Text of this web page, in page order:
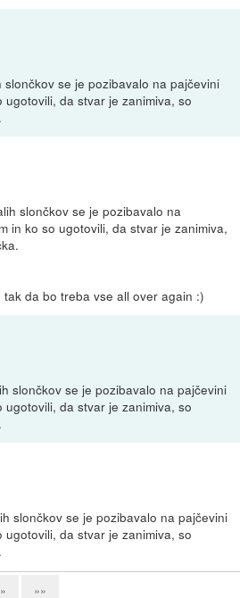
se je pozibavalo na pajčevini
da stvar je zanimiva, so
slončkov se je pozibavalo na
in ko so ugotovili, da stvar je zanimiva,
da bo treba vse all over again :)
slončkov se je pozibavalo na pajčevini
da stvar je zanimiva, so
slončkov se je pozibavalo na pajčevini
da stvar je zanimiva, so
» »»